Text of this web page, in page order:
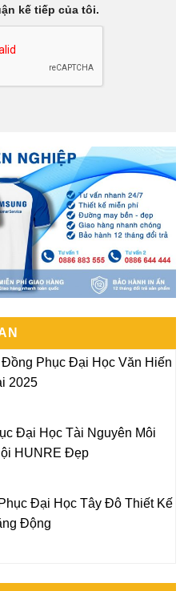
kế tiếp của tôi.
Đồng Phục Đại Học Văn Hiến
2025
Đại Học Tài Nguyên Môi
HUNRE Đẹp
Đại Học Tây Đô Thiết Kế
Động